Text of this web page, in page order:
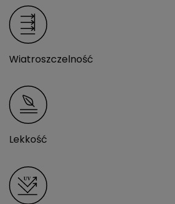
Wiatroszczelność
Lekkość